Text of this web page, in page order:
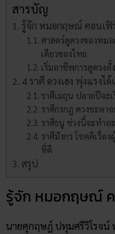
สารบัญ
รู้จัก หมอกฤษณ์ คอนเฟิ
ศาสตร์ดูดวงของหม
เดียวของไทย
เริ่มอาชีพการดูดวง
4 ราศี ดวงเฮง พุ่งแรงไ
ราศีเมถุน ปลายปีจะ
ราศีกรกฎ ดวงชะตา
ราศีธนู ช่วงนี้จะทำ
ราศีมังกร โชคดีเรื่อ
ที่ดี
สรุป
รู้จัก หมอกฤษณ์
นายศุกฤษฎ์ ปทุมศรีวิโรจ